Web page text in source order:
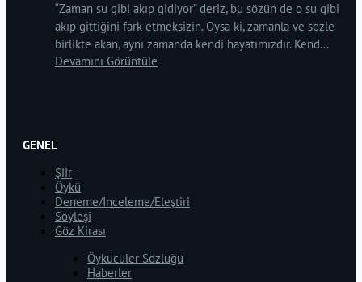
“Zaman su gibi akıp gidiyor” deriz, bu sözün de o su gibi
akıp gittiğini fark etmeksizin. Oysa ki, zamanla ve sözle
birlikte akan, aynı zamanda kendi hayatımızdır. Kend...
Devamını Görüntüle
GENEL
Şiir
Öykü
Deneme/İnceleme/Eleştiri
Söyleşi
Göz Kirası
Öykücüler Sözlüğü
Haberler